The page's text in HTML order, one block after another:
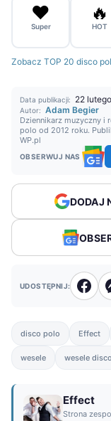
❤️
Super
🔥
HOT
Zobacz TOP 20 disco
Data publikacji: 22
Autor: Adam Begier
Dziennikarz muzyczny i
polo od 2012 roku.
WP.pl
OBSERWUJ NAS
DODAJ
UDOSTĘPNIJ:
disco polo Effect
wesele wesele
Effect
Strona